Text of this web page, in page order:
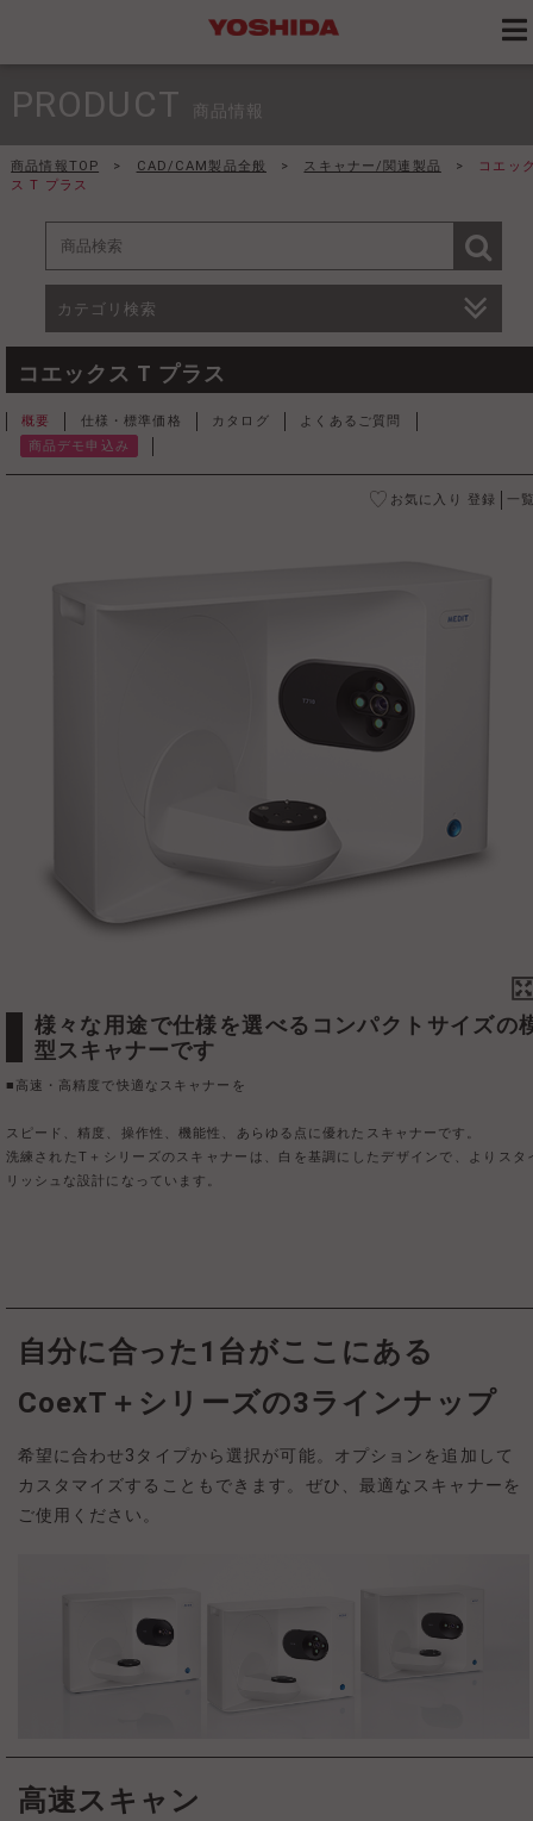
PRODUCT 商品情報
商品情報TOP > CAD/CAM製品全般 > スキャナー/関連製品 >
コエッ
ス T プラス
カテゴリ検索
コエックス T プラス
概要 仕様・標準価格 カタログ
よくあるご質問
商品デモ申込み
お気に入り 登録 一
様々な用途で仕様を選べるコンパクトサイズの模
型スキャナーです
■高速・高精度で快適なスキャナーを
スピード、精度、操作性、機能性、あらゆる点に優れたスキャナーです。
洗練されたT＋シリーズのスキャナーは、白を基調にしたデザインで、よりスタ
リッシュな設計になっています。
自分に合った1台がここにある
CoexT＋シリーズの3ラインナップ
希望に合わせ3タイプから選択が可能。オプションを追加して
カスタマイズすることもできます。ぜひ、最適なスキャナーを
ご使用ください。
高速スキャン